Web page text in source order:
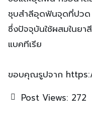
ชุบสำลีอุดฟันจุดที่ปว
ซึ่งปัจจุบันใช้ผสมในย
แบคทีเรีย
ขอบคุณรูปจาก
Post Views: 272